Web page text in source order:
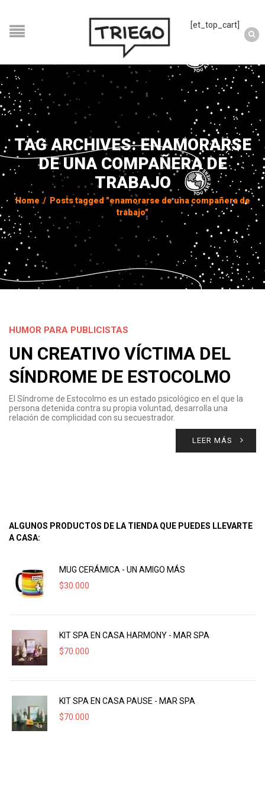
[et_top_cart]
TAG ARCHIVES: ENAMORARSE
DE UNA COMPAÑERA DE
TRABAJO
Home / Posts tagged "enamorarse de una compañera de
trabajo"
HUMOR PARA PUBLICISTAS
UN CREATIVO VÍCTIMA DEL
SÍNDROME DE ESTOCOLMO
El Síndrome de Estocolmo es un estado psicológico en el que la
persona detenida contra su propia voluntad, desarrolla una
relación de complicidad con su secuestrador.
LEER MÁS
ALGUNOS PRODUCTOS DE LA TIENDA QUE PUEDES LLEVARTE
A CASA:
MUG CERÁMICA - UN AMIGO MÁS
$30.000
KIT SPA EN CASA HARMONY - MAR SPA
$70.000
KIT SPA EN CASA PAUSE - MAR SPA
$70.000